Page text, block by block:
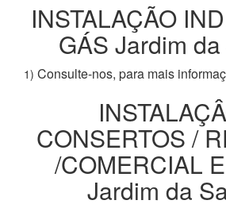
INSTALAÇÃO
GÁS Jardim
1) Consulte-nos, para mais
CONSERTOS /
/COMERCIAL
Jardim da